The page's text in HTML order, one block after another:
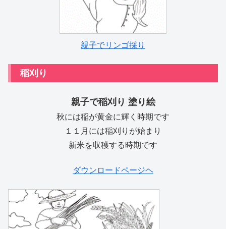
親子でリンゴ採り
稲刈り
親子で稲刈り 塗り絵
秋には稲が黄金に輝く時期です
１１月には稲刈りが始まり
新米を収穫する時期です
ダウンロードページヘ